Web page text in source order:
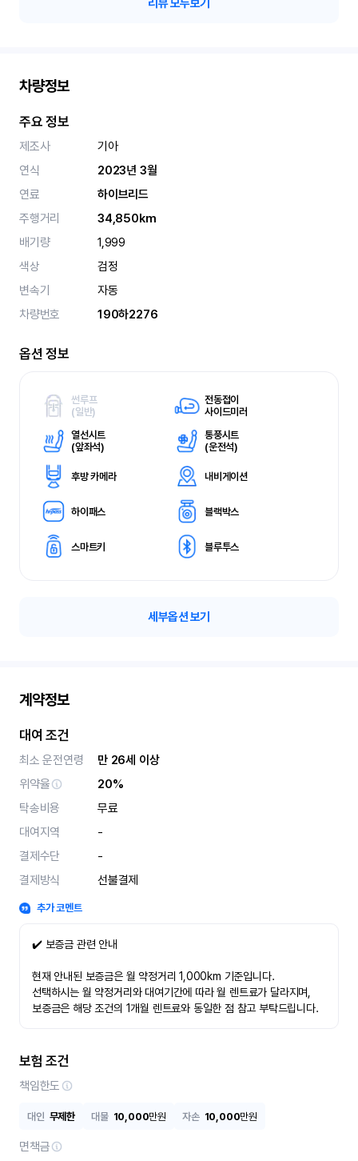
리뷰 모두보기
차량정보
주요 정보
제조사
기아
연식
2023년 3월
연료
하이브리드
주행거리
34,850km
배기량
1,999
색상
검정
변속기
자동
차량번호
190하2276
옵션 정보
썬루프
(일반)
전동접이
사이드미러
열선시트
(앞좌석)
통풍시트
(운전석)
후방 카메라 내비게이션
하이패스 블랙박스
스마트키 블루투스
세부옵션 보기
계약정보
대여 조건
최소 운전연령
만 26세 이상
위약율
20%
탁송비용
무료
대여지역
-
결제수단
-
결제방식
선불결제
추가 코멘트
✔️ 보증금 관련 안내
현재 안내된 보증금은 월 약정거리 1,000km 기준입니다.
선택하시는 월 약정거리와 대여기간에 따라 월 렌트료가 달라지며,
보증금은 해당 조건의 1개월 렌트료와 동일한 점 참고 부탁드립니다.
보험 조건
책임한도
대인 무제한 대물 10,000만원 자손 10,000만원
면책금